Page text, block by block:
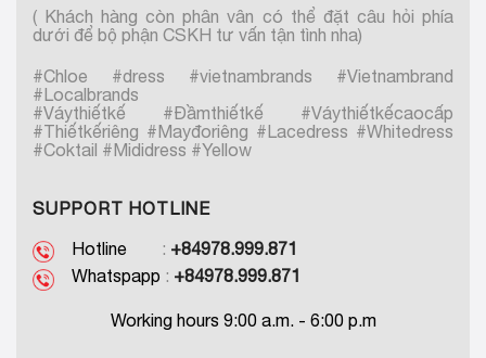
( Khách hàng còn phân vân có thể đặt câu hỏi phía
dưới để bộ phận CSKH tư vấn tận tình nha)
#Chloe #dress #vietnambrands #Vietnambrand
#Localbrands
#Váythiếtkế #Đầmthiếtkế #Váythiếtkếcaocấp
#Thiếtkếriêng #Mayđoriêng #Lacedress #Whitedress
#Coktail #Mididress #Yellow
SUPPORT HOTLINE
Hotline : +84978.999.871
Whatspapp : +84978.999.871
Working hours 9:00 a.m. - 6:00 p.m